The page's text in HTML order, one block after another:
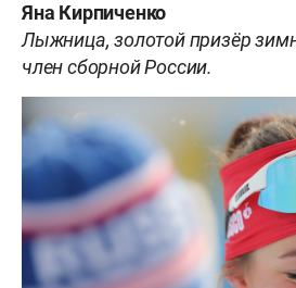
Яна Кирпиченко
Лыжница, золотой призёр
член сборной России.